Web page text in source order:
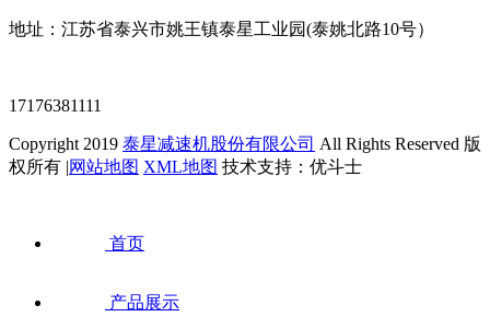
地址：江苏省泰兴市姚王镇泰星工业园(泰姚北路10号）
17176381111
Copyright 2019 泰星减速机股份有限公司 All Rights Reserved 版
权所有 |网站地图 XML地图 技术支持：优斗士
首页
产品展示